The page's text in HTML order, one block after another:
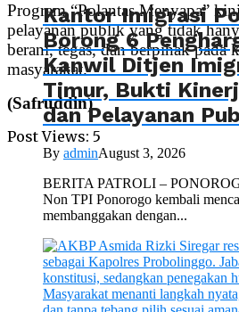
Program “Polantas Menyapa”
pelayanan publik yang tidak
berani, tegas, dan berpihak pada
masyarakat.
(Safruddin)
Post Views: 5
Kantor Imigrasi
Borong 6
Kanwil Ditjen
Timur, Bukti
dan Pelayanan
By adminAugust 3, 2026
BERITA PATROLI –
Non TPI Ponorogo kembali
membanggakan dengan...